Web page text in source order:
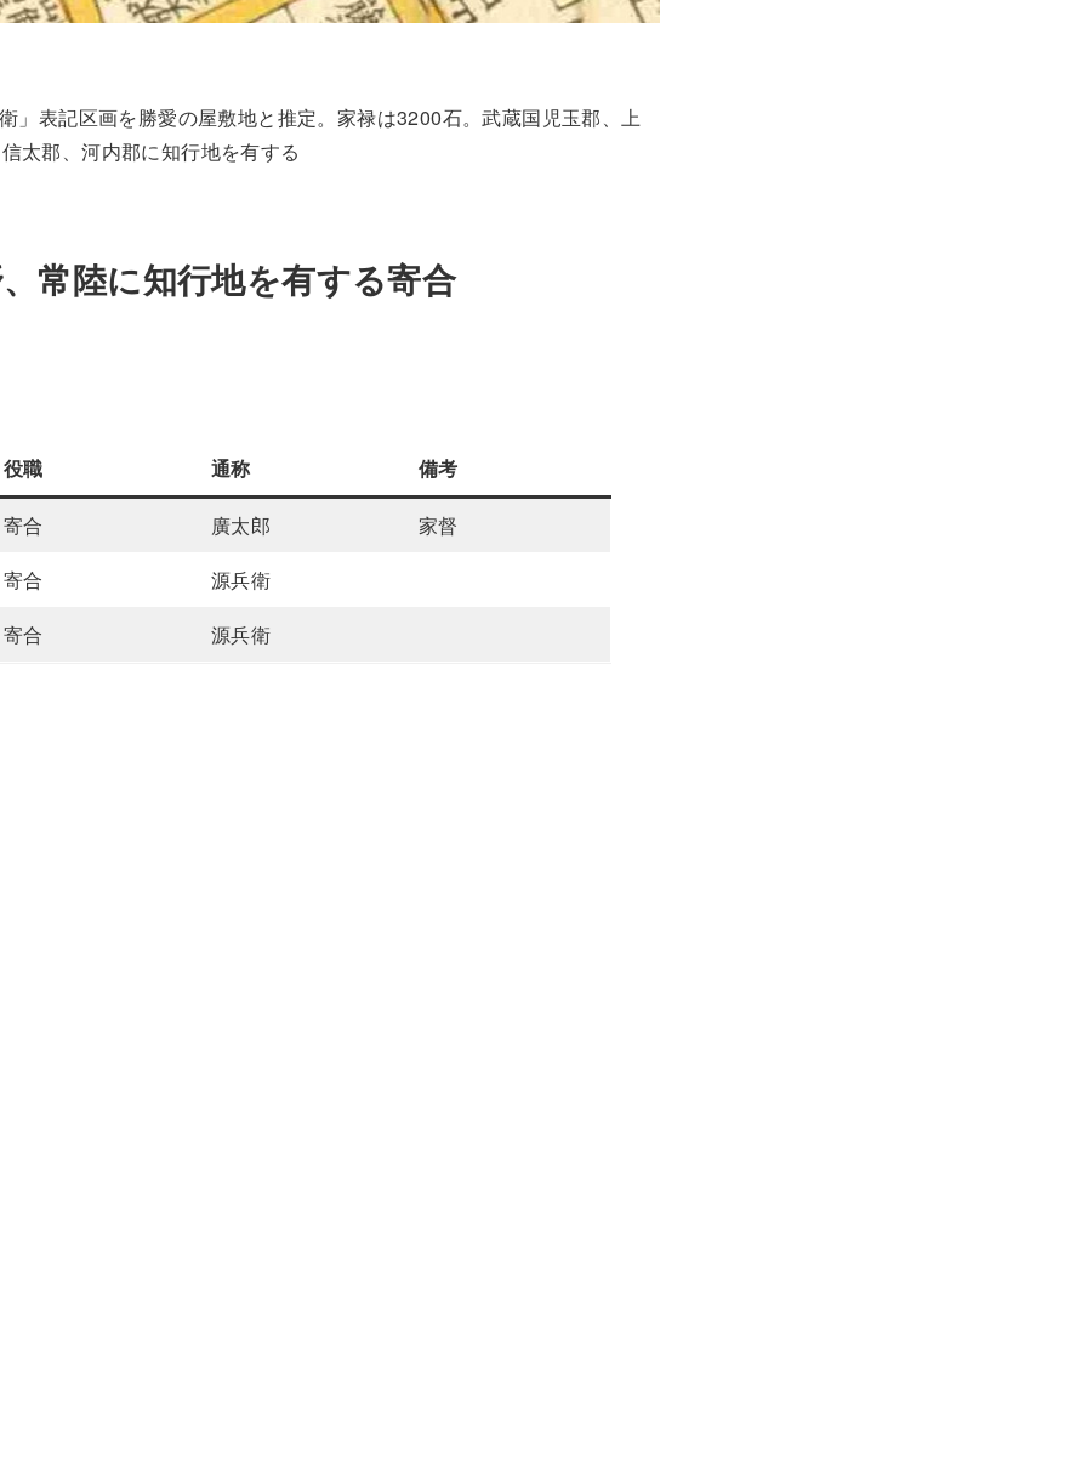
」表記区画を勝愛の屋敷地と推定。家禄は3200石。武蔵国児玉郡、上
太郡、河内郡に知行地を有する
常陸に知行地を有する寄合
役職 通称 備考
寄合 廣太郎
家督
寄合
源兵衛
寄合 源兵衛